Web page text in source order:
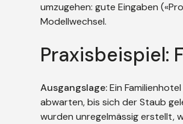
umzugehen: gute Eingaben
Modellwechsel.
Praxisbeispiel:
Ausgangslage:Ein
abwarten, bis sich der Staub
wurden unregelmässig erstellt,